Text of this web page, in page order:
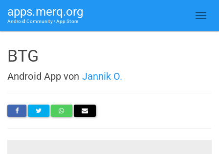
apps.merq.org
Android Community • App Store
BTG
Android App von Jannik O.